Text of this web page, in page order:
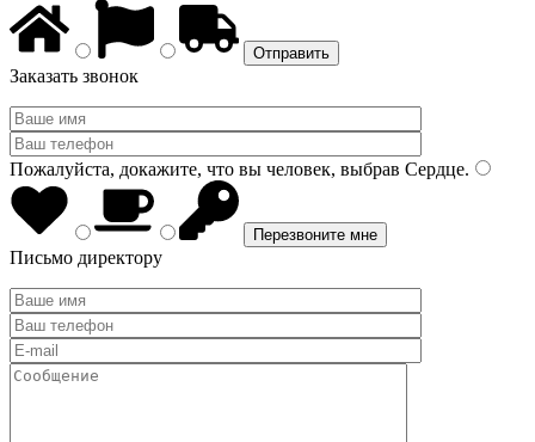
Заказать звонок
Пожалуйста, докажите, что вы человек, выбрав Сердце.
Письмо директору